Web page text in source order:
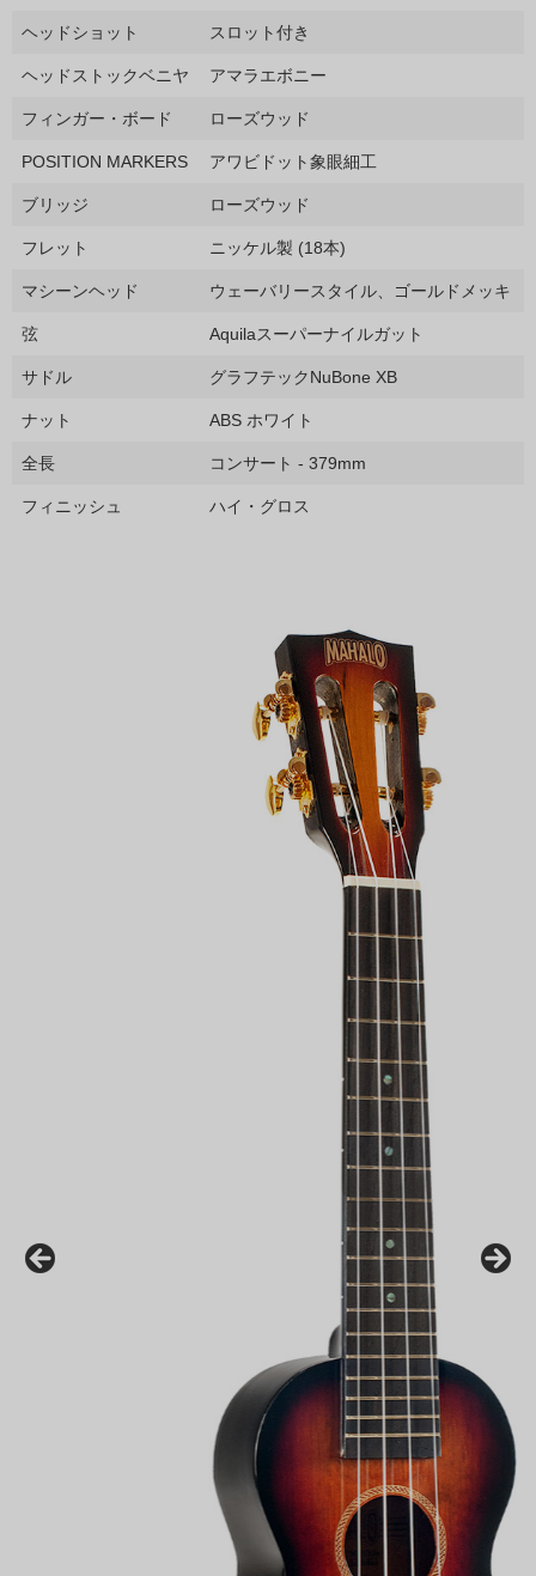
ヘッドショット スロット付き
ヘッドストックベニヤ アマラエボニー
フィンガー・ボード ローズウッド
POSITION MARKERS アワビドット象眼細工
ブリッジ ローズウッド
フレット ニッケル製 (18本)
マシーンヘッド ウェーバリースタイル、ゴールドメッキ
弦 Aquilaスーパーナイルガット
サドル グラフテックNuBone XB
ナット ABS ホワイト
全長 コンサート - 379mm
フィニッシュ ハイ・グロス